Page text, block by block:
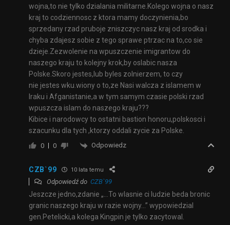
wojna,to nie tylko dzialania militarne.Kolego wojna o nasz
kraj to codziennosc z ktora mamy doczynienia,bo
sprzedany rzad pruboje zniszczyc nasz kraj od srodka i
chyba zdajesz sobie z tego sprawe ptrzac na to,co sie
dzieje.Zezwolenie na wpuszczenie imigrantow do
naszego kraju to kolejny krok,by oslabic nasza
Polske.Skoro jestes,lub byles zolnierzem, to czy
nie jestes wku.wiony o to,ze Nasi walcza z islamem w
Iraku i Afganistanie,a w tym samym czasie polski rzad
wpuszcza islam do naszego kraju???
Kibice i narodowcy to ostatni bastion honoru,polskosci i
szacunku dla tych ,ktorzy oddali zycie za Polske.
0 0 Odpowiedz
CZB`99 10 lata temu
Odpowiedź do CZB`99
Jeszcze jedno,zdanie „…To wlasnie ci ludzie beda bronic
granic naszego kraju w razie wojny…” wypowiedzial
gen.Petelicki,a kolega Kingpin je tylko zacytowal.